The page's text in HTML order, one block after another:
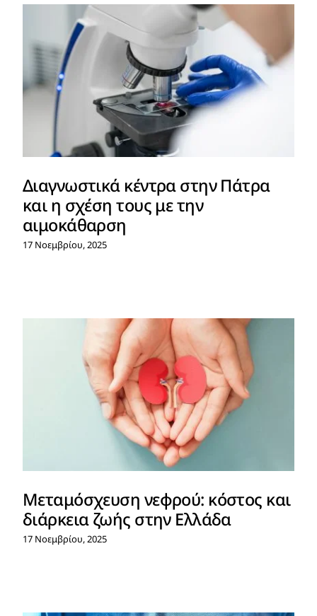
Διαγνωστικά κέντρα στην Πάτρα
και η σχέση τους με την
αιμοκάθαρση
17 Νοεμβρίου, 2025
Μεταμόσχευση νεφρού: κόστος και
διάρκεια ζωής στην Ελλάδα
17 Νοεμβρίου, 2025